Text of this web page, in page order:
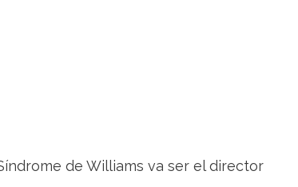
de Williams va ser el director